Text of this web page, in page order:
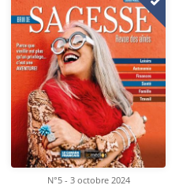
N°5 - 3 octobre 2024